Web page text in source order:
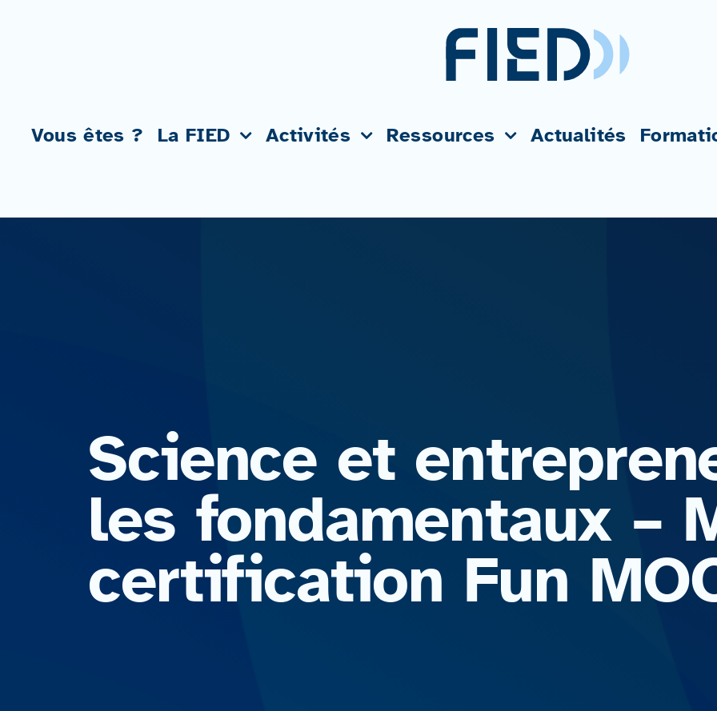
Vous êtes ? La FIED Activités Ressources Actualités
Science et
les fondamentaux –
certification Fun